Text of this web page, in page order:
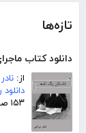
تازه‌ها
دانلود کتاب
از:
۱۵۳ صفحه